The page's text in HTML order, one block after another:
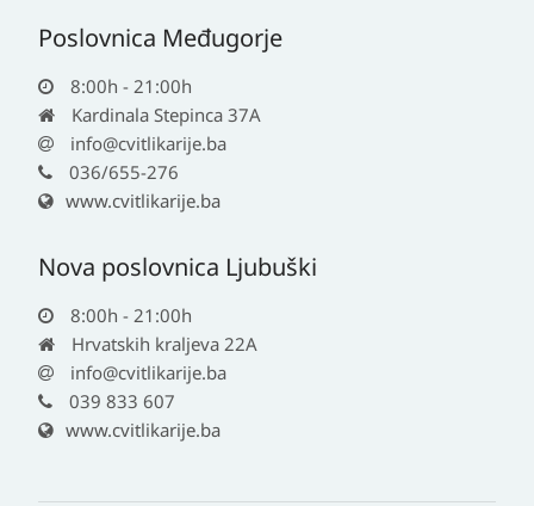
Poslovnica Međugorje
8:00h - 21:00h
Kardinala Stepinca 37A
info@cvitlikarije.ba
036/655-276
www.cvitlikarije.ba
Nova poslovnica Ljubuški
8:00h - 21:00h
Hrvatskih kraljeva 22A
info@cvitlikarije.ba
039 833 607
www.cvitlikarije.ba